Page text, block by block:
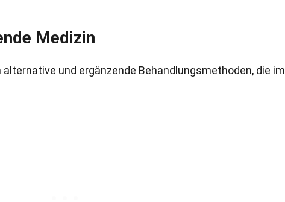
Medizin
und ergänzende Behandlungsmethoden, die